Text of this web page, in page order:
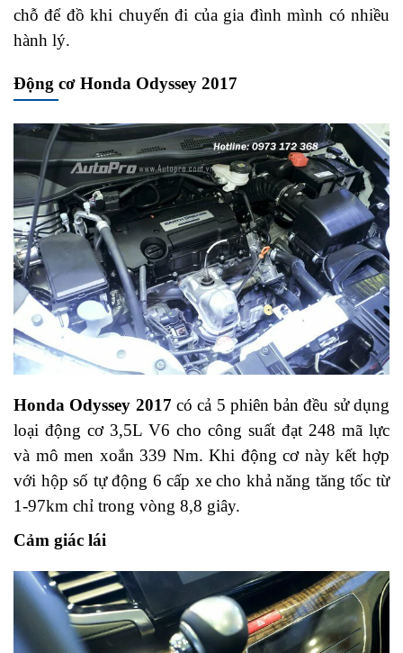
chỗ để đồ khi chuyến đi của gia đình mình có nhiều
hành lý.
Động cơ Honda Odyssey 2017
Honda Odyssey 2017 có cả 5 phiên bản đều sử dụng
loại động cơ 3,5L V6 cho công suất đạt 248 mã lực
và mô men xoắn 339 Nm. Khi động cơ này kết hợp
với hộp số tự động 6 cấp xe cho khả năng tăng tốc từ
1-97km chỉ trong vòng 8,8 giây.
Cảm giác lái